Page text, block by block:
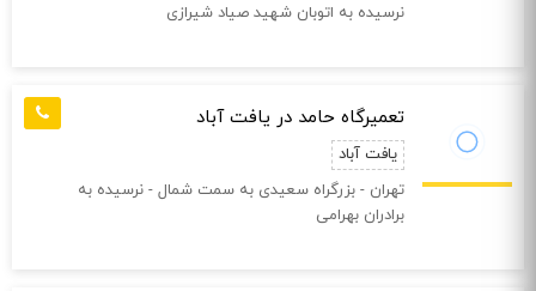
نرسیده به اتوبان شهید صیاد شیرازی
تعمیرگاه حامد در یافت آباد
یافت آباد
تهران - بزرگراه سعیدی به سمت شمال - نرسیده به
برادران بهرامی